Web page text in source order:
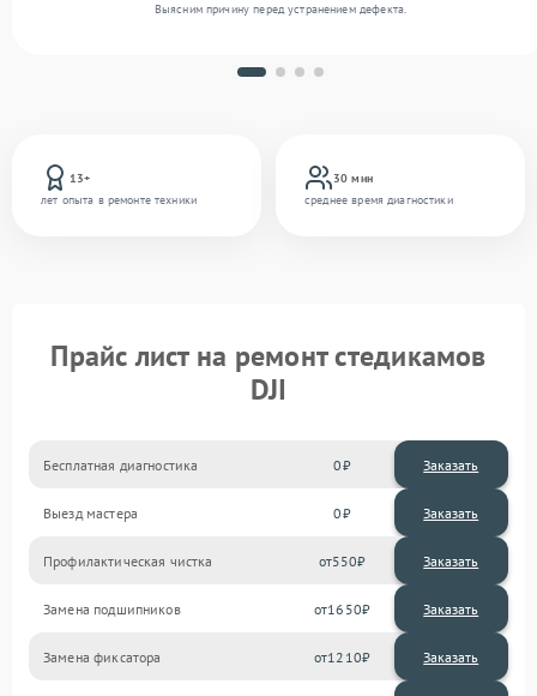
13+
лет опыта в ремонте техники
30 мин
среднее время диагностики
Выясним причину перед устранением дефекта.
Прайс лист на ремонт стедикамов
DJI
Бесплатная диагностика 0 Заказать
Выезд мастера 0 Заказать
Профилактическая чистка 550
Замена подшипников 1650
Замена фиксатора 1210